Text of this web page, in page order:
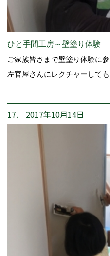
ひと手間工房～壁塗り体験
ご家族皆さまで壁塗り体験に
左官屋さんにレクチャーしても
17. 2017年10月14日